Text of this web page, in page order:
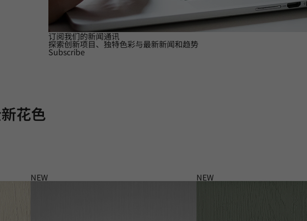
订阅我们的新闻通讯
探索创新项目、独特色彩与最新新闻和趋势
Subscribe
花色
NEW NEW